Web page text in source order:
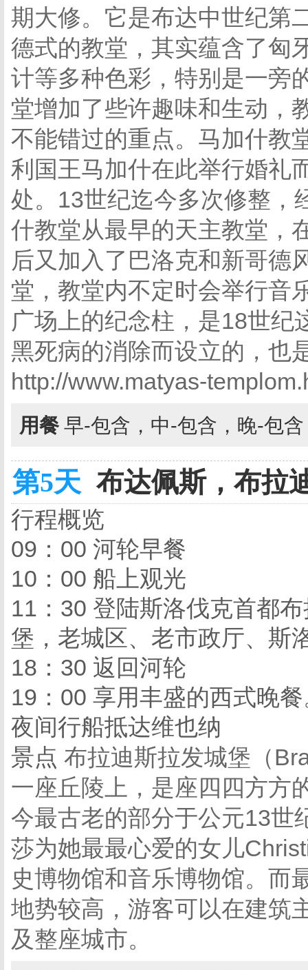
期大修。它是布达中世纪第
德式的教堂，其实蕴含了匈
计等多种色彩，特别是一旁
堂增加了些许趣味和生动，
不能错过的重点。马加什教
利国王马加什在此举行婚礼
处。13世纪迄今多次修整，
什教堂从最早的天主教堂，
后又加入了巴洛克和新哥德
堂，教堂内不定时会举行音
广场上的纪念柱，是18世纪
黑死病的消除而设立的，也
http://www.matyas-
用餐 早-包含，中-包含，晚-包
第5天 布达佩斯，布拉
行程概览
09：00 河轮早餐
10：00 船上观光
11：30 登陆斯洛伐克首都
堡，老城区、老市政厅、斯
18：30 返回河轮
19：00 享用丰盛的西式晚
夜间行船抵达维也纳
景点 布拉迪斯拉发城堡（
一座丘陵上，是座四四方方
今最古老的部分于公元13世
莎为她最最心爱的女儿
史博物馆和音乐博物馆。而
地势较高，游客可以在建筑
及整座城市。